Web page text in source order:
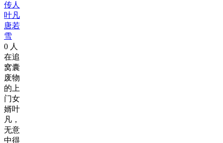
传人
叶凡
唐若
雪
0 人
在追
窝囊
废物
的上
门女
婿叶
凡，
无意
中得